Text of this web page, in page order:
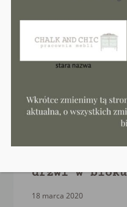
DIY: Szklana
ratanowy
DIY:
witryny w
16 marca 2021
Kolorowe
drzwi w bloku
18 marca 2020